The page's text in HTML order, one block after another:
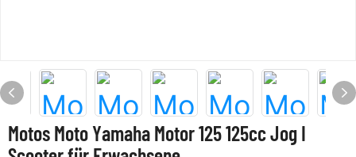
Motos Moto Yamaha Motor 125 125cc Jog I